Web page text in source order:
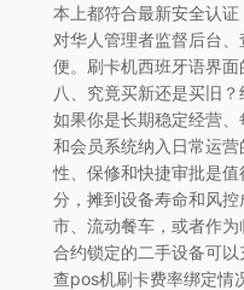
本上都符合最新安全认
对华人管理者监督后台
便。刷卡机西班牙语界面
八、究竟买新还是买旧
如果你是长期稳定经营
和会员系统纳入日常运
性、保修和快捷审批是
分，摊到设备寿命和风
市、流动餐车，或者作
合约锁定的二手设备可
查pos机刷卡费率绑定情